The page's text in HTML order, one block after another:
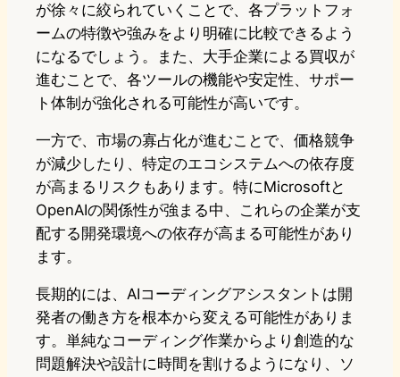
が徐々に絞られていくことで、各プラットフォ
ームの特徴や強みをより明確に比較できるよう
になるでしょう。また、大手企業による買収が
進むことで、各ツールの機能や安定性、サポー
ト体制が強化される可能性が高いです。
一方で、市場の寡占化が進むことで、価格競争
が減少したり、特定のエコシステムへの依存度
が高まるリスクもあります。特にMicrosoftと
OpenAIの関係性が強まる中、これらの企業が支
配する開発環境への依存が高まる可能性があり
ます。
長期的には、AIコーディングアシスタントは開
発者の働き方を根本から変える可能性がありま
す。単純なコーディング作業からより創造的な
問題解決や設計に時間を割けるようになり、ソ